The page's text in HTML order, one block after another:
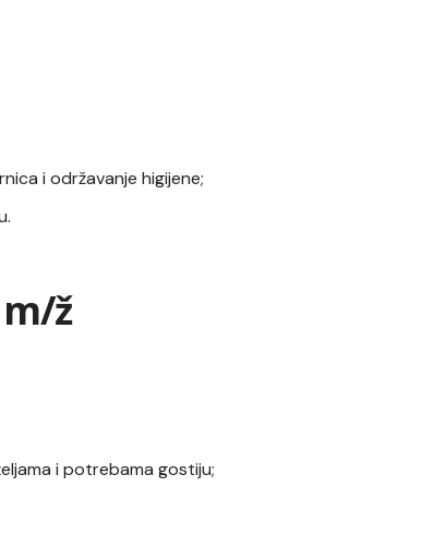
i održavanje higijene;
ž
i potrebama gostiju;